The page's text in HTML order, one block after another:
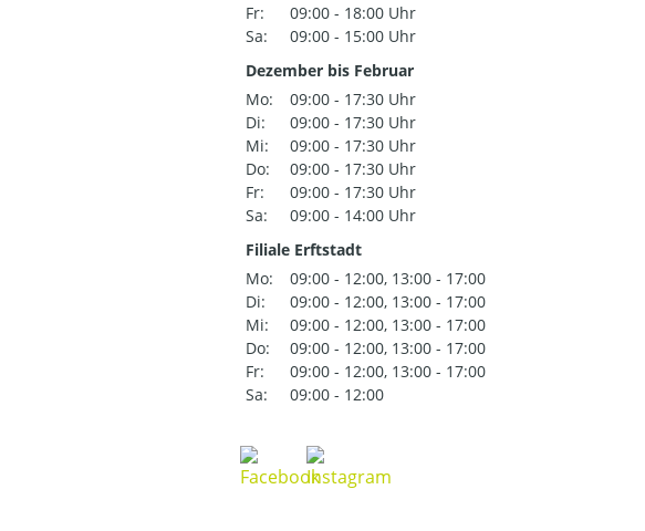
Fr:
09:00 - 18:00 Uhr
Sa:
09:00 - 15:00 Uhr
Dezember bis Februar
Mo:
09:00 - 17:30 Uhr
Di:
09:00 - 17:30 Uhr
Mi:
09:00 - 17:30 Uhr
Do:
09:00 - 17:30 Uhr
Fr:
09:00 - 17:30 Uhr
Sa:
09:00 - 14:00 Uhr
Filiale Erftstadt
Mo:
09:00 - 12:00, 13:00 - 17:00
Di:
09:00 - 12:00, 13:00 - 17:00
Mi:
09:00 - 12:00, 13:00 - 17:00
Do:
09:00 - 12:00, 13:00 - 17:00
Fr:
09:00 - 12:00, 13:00 - 17:00
Sa:
09:00 - 12:00